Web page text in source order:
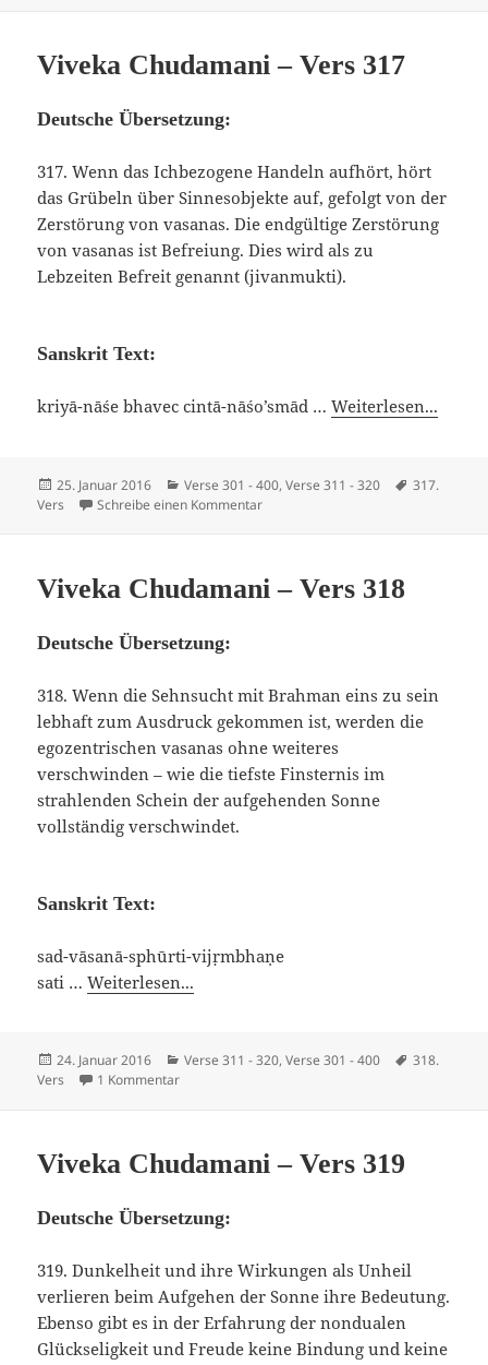
Viveka Chudamani – Vers 317
Deutsche Übersetzung:
317. Wenn das Ichbezogene Handeln aufhört, hört
das Grübeln über Sinnesobjekte auf, gefolgt von der
Zerstörung von vasanas. Die endgültige Zerstörung
von vasanas ist Befreiung. Dies wird als zu
Lebzeiten Befreit genannt (jivanmukti).
Sanskrit Text:
kriyā-nāśe bhavec cintā-nāśo’smād …Weiterlesen...
Veröffentlicht
am
25. Januar 2016 Kategorien
Verse 301 - 400,Verse 311 - 320
317.
Vers
Schreibe einen Kommentarzu Viveka Chudamani – Vers 317
Viveka Chudamani – Vers 318
Deutsche Übersetzung:
318. Wenn die Sehnsucht mit Brahman eins zu sein
lebhaft zum Ausdruck gekommen ist, werden die
egozentrischen vasanas ohne weiteres
verschwinden – wie die tiefste Finsternis im
strahlenden Schein der aufgehenden Sonne
vollständig verschwindet.
Sanskrit Text:
sad-vāsanā-sphūrti-vijṛmbhaṇe
sati …Weiterlesen...
Veröffentlicht
am
24. Januar 2016 Kategorien
Verse 311 - 320,Verse 301 - 400
318.
Vers
1 Kommentarzu Viveka Chudamani – Vers 318
Viveka Chudamani – Vers 319
Deutsche Übersetzung:
319. Dunkelheit und ihre Wirkungen als Unheil
verlieren beim Aufgehen der Sonne ihre Bedeutung.
Ebenso gibt es in der Erfahrung der nondualen
Glückseligkeit und Freude keine Bindung und keine